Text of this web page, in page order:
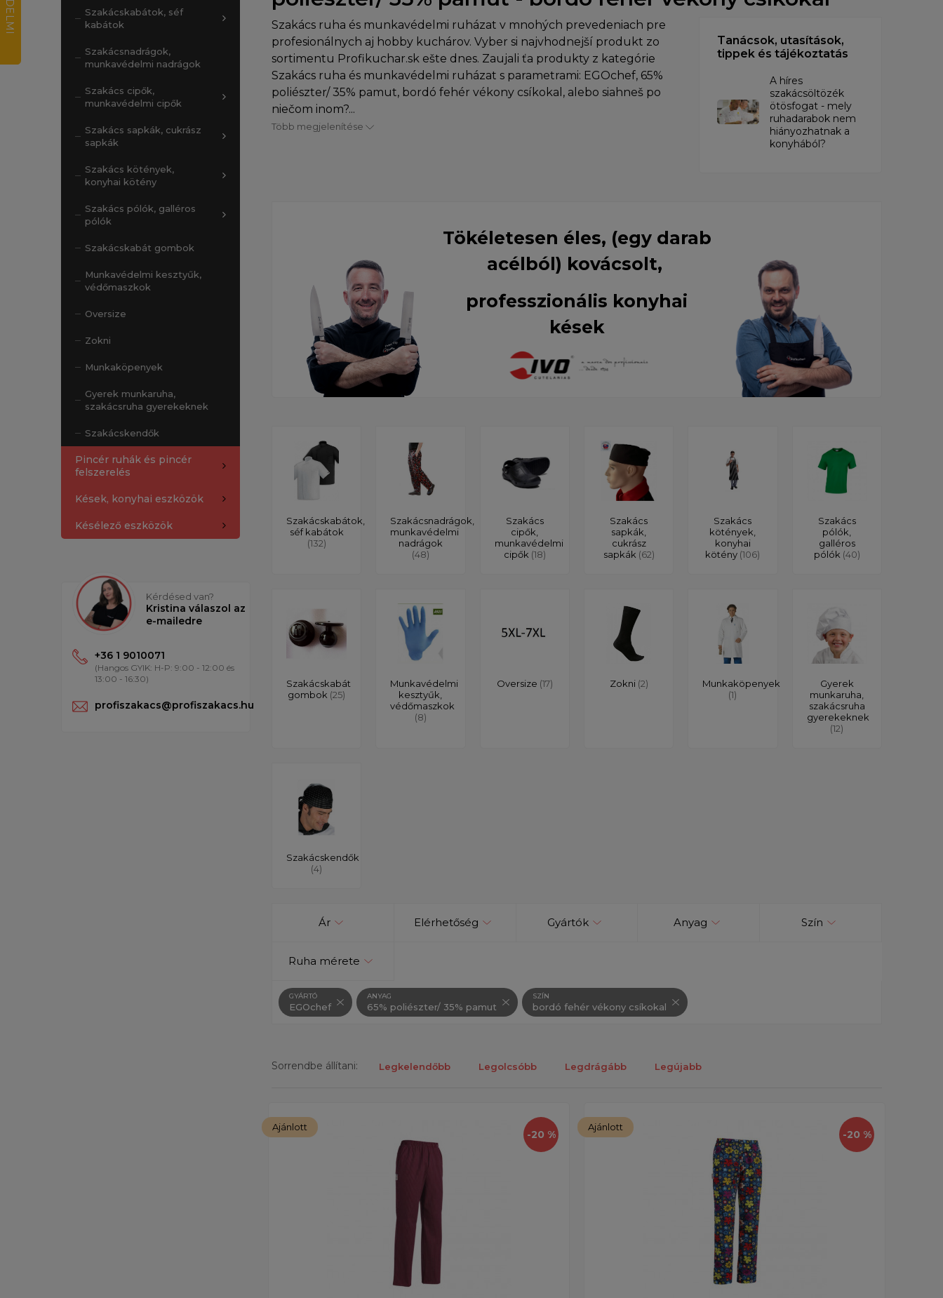
Szakácskabátok, séf
kabátok
Szakácsnadrágok,
munkavédelmi nadrágok
Szakács cipők,
munkavédelmi cipők
Szakács sapkák, cukrász
sapkák
Szakács kötények,
konyhai kötény
Szakács pólók, galléros
pólók
Szakácskabát gombok
Munkavédelmi kesztyűk,
védőmaszkok
Oversize
Zokni
Munkaköpenyek
Gyerek munkaruha,
szakácsruha gyerekeknek
Szakácskendők
Pincér ruhák és pincér
felszerelés
Kések, konyhai eszközök
Késélező eszközök
Kérdésed van?
Kristina válaszol az
e-mailedre
+36 1 9010071
(Hangos GYIK: H-P: 9:00 - 12:00 és
13:00 - 16:30)
profiszakacs@profiszakacs.hu
Szakács ruha és munkavédelmi ruházat v mnohých prevedeniach pre
profesionálnych aj hobby kuchárov. Vyber si najvhodnejší produkt zo
sortimentu Profikuchar.sk ešte dnes. Zaujali ťa produkty z kategórie
Szakács ruha és munkavédelmi ruházat s parametrami: EGOchef, 65%
poliészter/ 35% pamut, bordó fehér vékony csíkokal, alebo siahneš po
niečom inom?...
Több megjelenítése
Tanácsok, utasítások,
tippek és tájékoztatás
A híres
szakácsöltözék
ötösfogat - mely
ruhadarabok nem
hiányozhatnak a
konyhából?
Tökéletesen éles, (egy darab
acélból) kovácsolt,
professzionális konyhai
kések
Szakácskabátok,
séf kabátok
(132)
Szakácsnadrágok,
munkavédelmi
nadrágok
(48)
Szakács
cipők,
munkavédelmi
cipők (18)
Szakács
sapkák,
cukrász
sapkák (62)
Szakács
kötények,
konyhai
kötény (106)
Szakács
pólók,
galléros
pólók (40)
Szakácskabát
gombok (25)
Munkavédelmi
kesztyűk,
védőmaszkok
(8)
Oversize (17) Zokni (2)
Munkaköpenyek
(1)
Gyerek
munkaruha,
szakácsruha
gyerekeknek
(12)
Szakácskendők
(4)
Ár Elérhetőség Gyártók Anyag Szín
Ruha mérete
GYÁRTÓ
EGOchef
ANYAG
65% poliészter/ 35% pamut
SZÍN
bordó fehér vékony csíkokal
Sorrendbe állítani: Legkelendőbb Legolcsóbb Legdrágább Legújabb
-20 %
Ajánlott
-20 %
Ajánlott